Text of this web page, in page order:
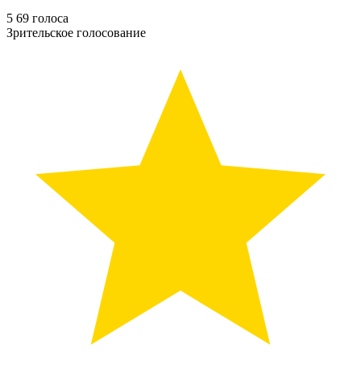
5 69 голоса
Зрительское голосование